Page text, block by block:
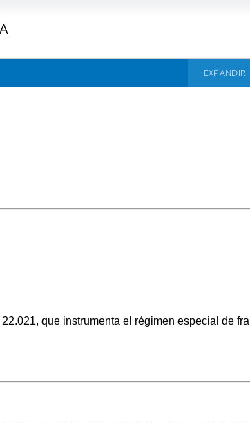
EXPANDIR
que instrumenta el régimen especial de